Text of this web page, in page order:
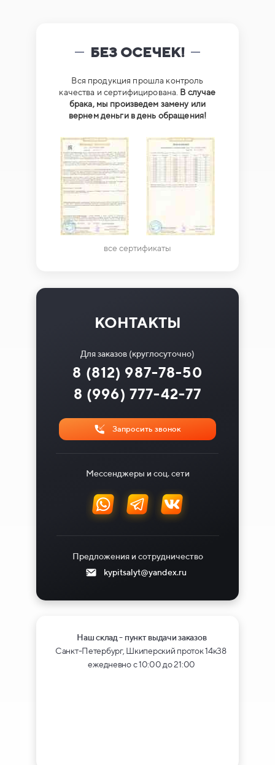
БЕЗ ОСЕЧЕК!
Вся продукция прошла контроль
качества и сертифицирована. В случае
брака, мы произведем замену или
вернем деньги в день обращения!
все сертификаты
КОНТАКТЫ
Для заказов (круглосуточно)
8 (996) 777-42-77
8 (812) 987-78-50
Запросить звонок
Мессенджеры и соц. сети
Предложения и сотрудничество
kypitsalyt@yandex.ru
Наш склад - пункт выдачи заказов
Санкт-Петербург, Шкиперский проток 14к38
ежедневно с 10:00 до 21:00